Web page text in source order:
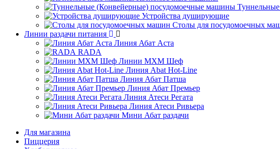
Устройства душирующие
Столы для посудомоечных
Линии раздачи питания
Линия Абат Аста
RADA
Линии МХМ Шеф
Линия Abat Hot-Line
Линия Абат Патша
Линия Абат Премьер
Линия Атеси Регата
Линия Атеси Ривьера
Мини Абат раздачи
Для магазина
Пиццерия